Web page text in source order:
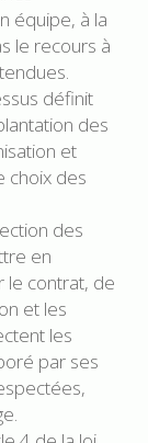
équipe, à la
le recours à
définit
des
et
choix des
des
en
le contrat, de
et les
les
par ses